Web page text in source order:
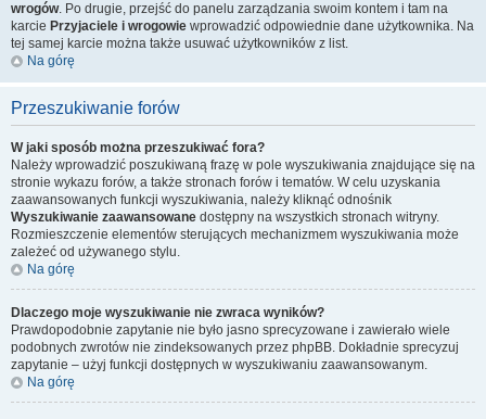
wrogów. Po drugie, przejść do panelu zarządzania swoim kontem i tam na
karcie Przyjaciele i wrogowie wprowadzić odpowiednie dane użytkownika. Na
tej samej karcie można także usuwać użytkowników z list.
Na górę
Przeszukiwanie forów
W jaki sposób można przeszukiwać fora?
Należy wprowadzić poszukiwaną frazę w pole wyszukiwania znajdujące się na
stronie wykazu forów, a także stronach forów i tematów. W celu uzyskania
zaawansowanych funkcji wyszukiwania, należy kliknąć odnośnik
Wyszukiwanie zaawansowane dostępny na wszystkich stronach witryny.
Rozmieszczenie elementów sterujących mechanizmem wyszukiwania może
zależeć od używanego stylu.
Na górę
Dlaczego moje wyszukiwanie nie zwraca wyników?
Prawdopodobnie zapytanie nie było jasno sprecyzowane i zawierało wiele
podobnych zwrotów nie zindeksowanych przez phpBB. Dokładnie sprecyzuj
zapytanie – użyj funkcji dostępnych w wyszukiwaniu zaawansowanym.
Na górę